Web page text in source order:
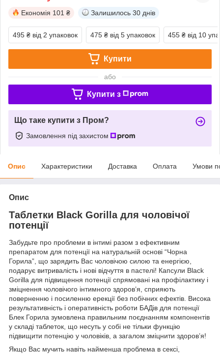
Економія 101 ₴ Залишилось 30 днів
495 ₴ від 2 упаковок 475 ₴ від 5 упаковок 455 ₴ від 10
Купити
або
Купити з
Що таке купити з Пром?
Замовлення під захистом
Опис Характеристики Доставка Оплата Умови
Опис
Таблетки Black Gorilla для чоловічої
потенції
Забудьте про проблеми в інтимі разом з ефективним
препаратом для потенції на натуральній основі “Чорна
Горила”, що зарядить Вас чоловічою силою та енергією,
подарує витривалість і нові відчуття в пастелі! Капсули Black
Gorilla для підвищення потенції спрямовані на профілактику і
зміцнення чоловічого інтимного здоров’я, сприяють
поверненню і посиленню ерекції без побічних ефектів. Висока
результативність і оперативність роботи БАДів для потенції
Блек Горила зумовлена правильним поєднанням компонентів
у складі таблеток, що несуть у собі не тільки функцію
підвищити потенцію у чоловіків, а загалом зміцнити здоров’я!
Якщо Вас мучить навіть найменша проблема в сексі,